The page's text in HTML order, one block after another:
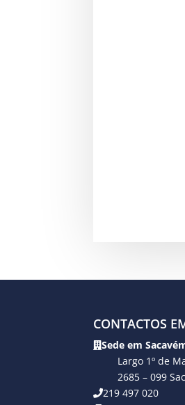
CONTACTOS
Sede em
Largo 1º de
2685 – 099
219 497 020